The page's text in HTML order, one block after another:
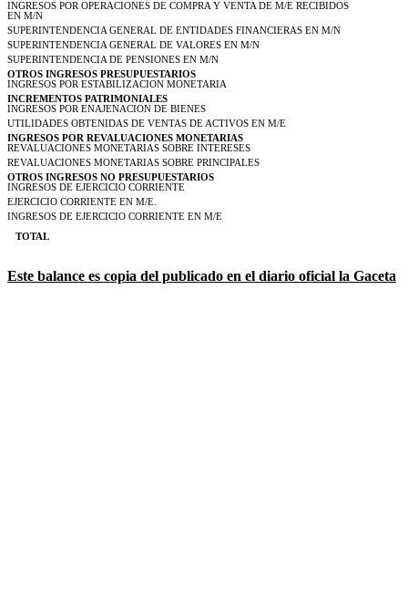
INGRESOS POR OPERACIONES DE COMPRA Y VENTA DE M/E RECIBIDOS
EN M/N
SUPERINTENDENCIA GENERAL DE ENTIDADES FINANCIERAS EN M/N
SUPERINTENDENCIA GENERAL DE VALORES EN M/N
SUPERINTENDENCIA DE PENSIONES EN M/N
OTROS INGRESOS PRESUPUESTARIOS
INGRESOS POR ESTABILIZACION MONETARIA
INCREMENTOS PATRIMONIALES
INGRESOS POR ENAJENACION DE BIENES
UTILIDADES OBTENIDAS DE VENTAS DE ACTIVOS EN M/E
INGRESOS POR REVALUACIONES MONETARIAS
REVALUACIONES MONETARIAS SOBRE INTERESES
REVALUACIONES MONETARIAS SOBRE PRINCIPALES
OTROS INGRESOS NO PRESUPUESTARIOS
INGRESOS DE EJERCICIO CORRIENTE
EJERCICIO CORRIENTE EN M/E.
INGRESOS DE EJERCICIO CORRIENTE EN M/E
TOTAL
Este balance es copia del publicado en el diario oficial la Gaceta